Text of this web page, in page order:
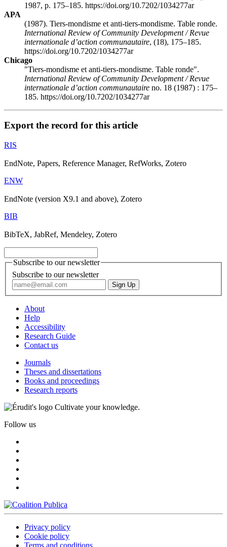
1987, p. 175–185. https://doi.org/10.7202/1034277ar
APA
(1987). Tiers-mondisme et anti-tiers-mondisme. Table ronde.
International Review of Community Development / Revue
internationale d’action communautaire, (18), 175–185.
https://doi.org/10.7202/1034277ar
Chicago
"Tiers-mondisme et anti-tiers-mondisme. Table ronde".
International Review of Community Development / Revue
internationale d’action communautaire no. 18 (1987) : 175–
185. https://doi.org/10.7202/1034277ar
Export the record for this article
RIS
EndNote, Papers, Reference Manager, RefWorks, Zotero
ENW
EndNote (version X9.1 and above), Zotero
BIB
BibTeX, JabRef, Mendeley, Zotero
Subscribe to our newsletter
Subscribe to our newsletter
About
Help
Accessibility
Research Guide
Contact us
Journals
Theses and dissertations
Books and proceedings
Research reports
Cultivate your knowledge.
Follow us
Privacy policy
Cookie policy
Terms and conditions